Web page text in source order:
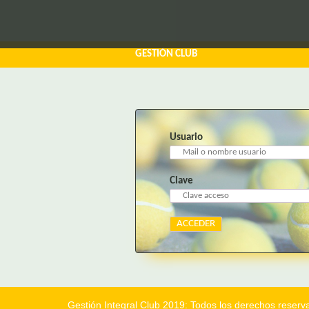
GESTIÓN CLUB
Usuario
Clave
Gestión Integral Club 2019: Todos los derechos